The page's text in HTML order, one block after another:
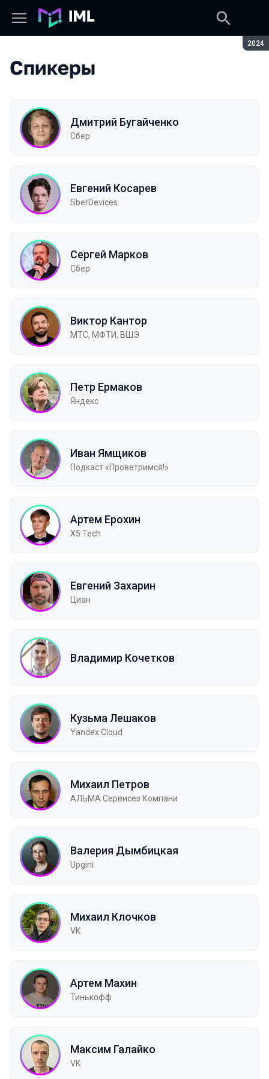
2024
Спикеры
Дмитрий Бугайченко
Сбер
Евгений Косарев
SberDevices
Сергей Марков
Сбер
Виктор Кантор
МТС, МФТИ, ВШЭ
Петр Ермаков
Яндекс
Иван Ямщиков
Подкаст «Проветримся!»
Артем Ерохин
X5 Tech
Евгений Захарин
Циан
Владимир Кочетков
Кузьма Лешаков
Yandex Cloud
Михаил Петров
АЛЬМА Сервисез Компани
Валерия Дымбицкая
Upgini
Михаил Клочков
VK
Артем Махин
Тинькофф
Максим Галайко
VK